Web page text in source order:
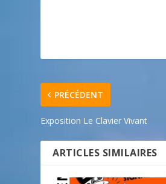
PRÉCÉDENT
Exposition Le Clavier Vivant
ARTICLES SIMILAIRES